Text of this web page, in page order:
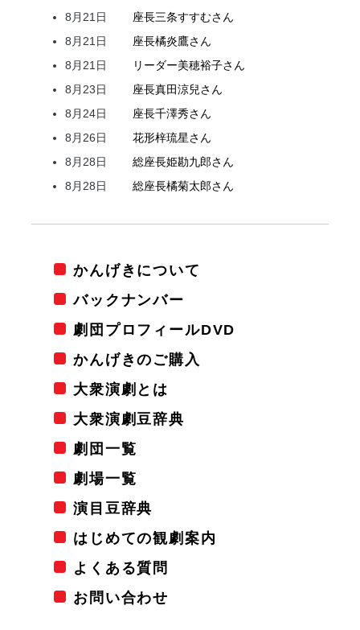
8月21日
座長三条すすむさん
8月21日
座長橘炎鷹さん
8月21日
リーダー美穂裕子さん
8月23日
座長真田涼兒さん
8月24日
座長千澤秀さん
8月26日
花形梓琉星さん
8月28日
総座長姫勘九郎さん
8月28日
総座長橘菊太郎さん
かんげきについて
バックナンバー
劇団プロフィールDVD
かんげきのご購入
大衆演劇とは
大衆演劇豆辞典
劇団一覧
劇場一覧
演目豆辞典
はじめての観劇案内
よくある質問
お問い合わせ